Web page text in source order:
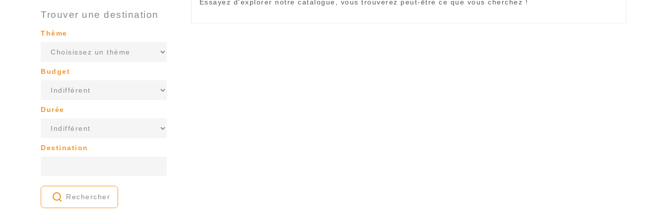
Trouver une destination
Thème
Budget
Durée
Destination
Rechercher
Essayez d'explorer notre catalogue, vous trouverez peut-être ce que vous cherchez !